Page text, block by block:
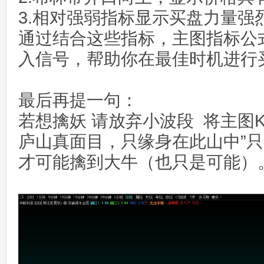
3.相对强弱指标显示买盘力量强
通过结合这些指标，主图指标
入信号，帮助你在最佳时机进行
最后再提一句：
若想擒妖 请放弃小波段 将主图
庐山真面目，只缘身在此山中”
才可能擒到大牛（也只是可能）